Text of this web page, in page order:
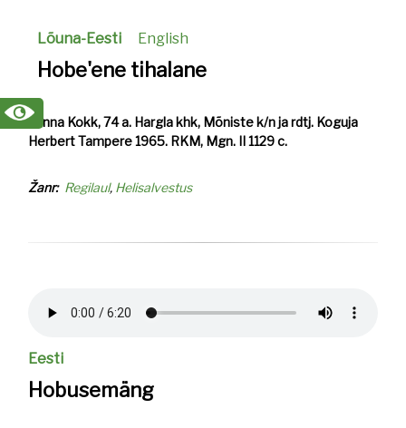
Lõuna-Eesti English
Hobe'ene tihalane
Minna Kokk, 74 a. Hargla khk, Mõniste k/n ja rdtj. Koguja
Herbert Tampere 1965. RKM, Mgn. II 1129 c.
Žanr Regilaul Helisalvestus
Eesti
Hobusemäng